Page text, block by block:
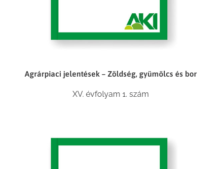
Agrárpiaci jelentések – Zöldség, gyümölcs és bor
XV. évfolyam 1. szám